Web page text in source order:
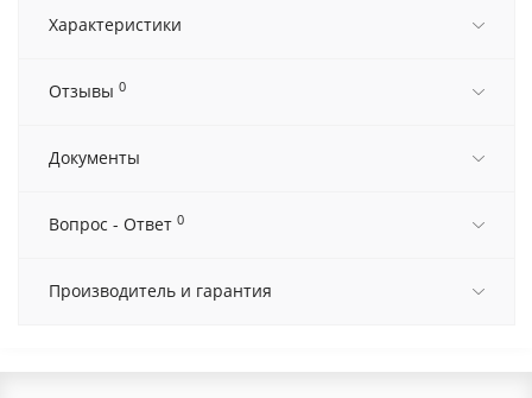
Характеристики
Отзывы 0
Документы
Вопрос - Ответ 0
Производитель и гарантия